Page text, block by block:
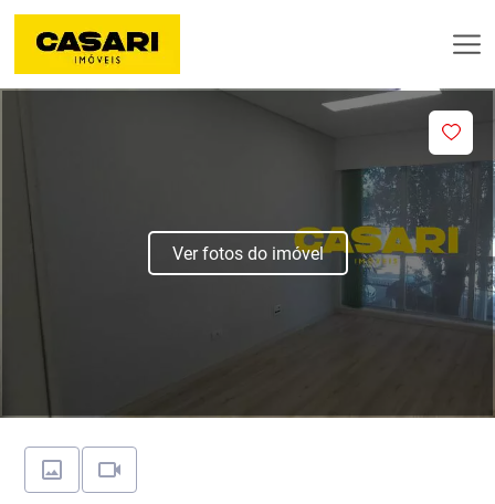
Ver fotos do imóvel